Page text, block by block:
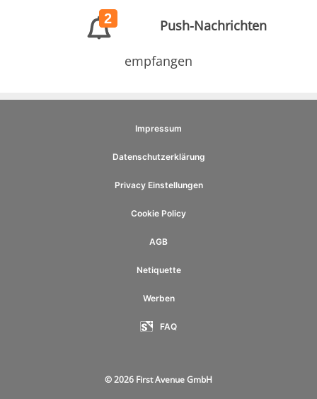
2 Push-Nachrichten
empfangen
Impressum
Datenschutzerklärung
Privacy Einstellungen
Cookie Policy
AGB
Netiquette
Werben
FAQ
© 2026 First Avenue GmbH